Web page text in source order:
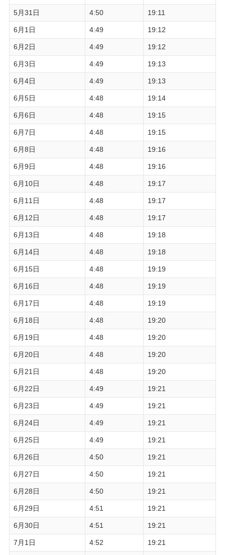
5月31日 4:50 19:11
6月1日 4:49 19:12
6月2日 4:49 19:12
6月3日 4:49 19:13
6月4日 4:49 19:13
6月5日 4:48 19:14
6月6日 4:48 19:15
6月7日 4:48 19:15
6月8日 4:48 19:16
6月9日 4:48 19:16
6月10日 4:48 19:17
6月11日 4:48 19:17
6月12日 4:48 19:17
6月13日 4:48 19:18
6月14日 4:48 19:18
6月15日 4:48 19:19
6月16日 4:48 19:19
6月17日 4:48 19:19
6月18日 4:48 19:20
6月19日 4:48 19:20
6月20日 4:48 19:20
6月21日 4:48 19:20
6月22日 4:49 19:21
6月23日 4:49 19:21
6月24日 4:49 19:21
6月25日 4:49 19:21
6月26日 4:50 19:21
6月27日 4:50 19:21
6月28日 4:50 19:21
6月29日 4:51 19:21
6月30日 4:51 19:21
7月1日 4:52 19:21